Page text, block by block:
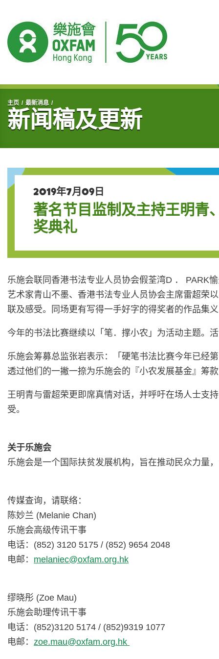
开始主要内容
主页 最新消息
新闻稿及更新
2019年7月09日
著名节目监制及主持王明青
奖典礼
乐施会联同香港书法专业人员协会假荃湾D ． PARK
艺术家青山不墨、香港书法专业人员协会主席雷超荣
联及感受。同场更有写得一手好字的得奖者的作品集
今年的书法比赛继续以「笔．撑小农」为活动主题。
乐施会筹募总监张岩表示：「硬笔书法比赛今年已经
透过他们的一撇一捺为乐施会的『小农发展基金』筹
王明青与雷超荣更即席真情对话，并呼吁在场人士支
受。
关于乐施会
乐施会是一个国际扶贫发展机构，旨在推动民众力量
传媒查询，请联络：
陈妙兰 (Melanie Chan)
乐施会高级传讯干事
电话：(852) 3120 5175 / (852) 9654 2048
电邮： melaniec@oxfam.org.hk
缪晓彤 (Zoe Mau)
乐施会助理传讯干事
电话：(852)3120 5174 / (852)9319 1077
电邮： zoe.mau@oxfam.org.hk